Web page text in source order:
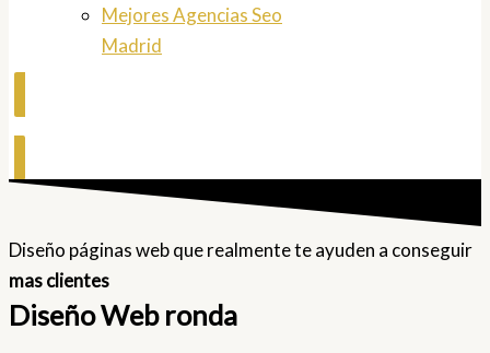
Mejores Agencias Seo
Madrid
Diseño páginas web que realmente te ayuden a conseguir
mas clientes
Diseño Web ronda